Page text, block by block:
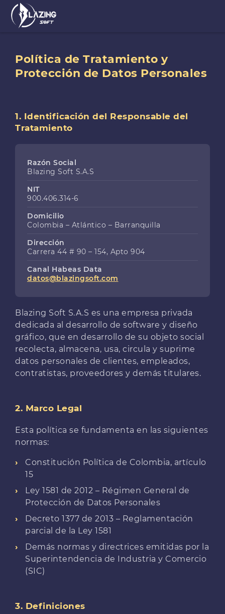
Política de Tratamiento y
Protección de Datos Personales
1. Identificación del Responsable del
Tratamiento
Razón Social
Blazing Soft S.A.S
NIT
900.406.314-6
Domicilio
Colombia – Atlántico – Barranquilla
Dirección
Carrera 44 # 90 – 154, Apto 904
Canal Habeas Data
datos@blazingsoft.com
Blazing Soft S.A.S es una empresa privada
dedicada al desarrollo de software y diseño
gráfico, que en desarrollo de su objeto social
recolecta, almacena, usa, circula y suprime
datos personales de clientes, empleados,
contratistas, proveedores y demás titulares.
2. Marco Legal
Esta política se fundamenta en las siguientes
normas:
Constitución Política de Colombia, artículo
15
Ley 1581 de 2012 – Régimen General de
Protección de Datos Personales
Decreto 1377 de 2013 – Reglamentación
parcial de la Ley 1581
Demás normas y directrices emitidas por la
Superintendencia de Industria y Comercio
(SIC)
3. Definiciones